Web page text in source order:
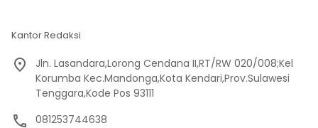
Kantor Redaksi
Jln. Lasandara,Lorong Cendana II,RT/RW 020/008;Kel
Korumba Kec.Mandonga,Kota Kendari,Prov.Sulawesi
Tenggara,Kode Pos 93111
081253744638